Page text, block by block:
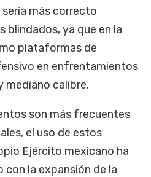
más correcto
blindados, ya que en la
plataformas de
en enfrentamientos
mediano calibre.
son más frecuentes
el uso de estos
Ejército mexicano ha
con la expansión de la